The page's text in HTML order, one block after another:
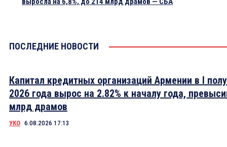
ПОСЛЕДНИЕ НОВОСТИ
Капитал кредитных организаций Армении в I
2026 года вырос на 2.82% к началу года,
млрд драмов
УКО 6.08.2026 17:13